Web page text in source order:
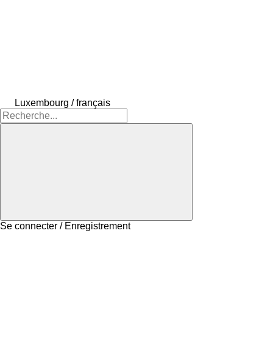
Luxembourg / français
Se connecter / Enregistrement